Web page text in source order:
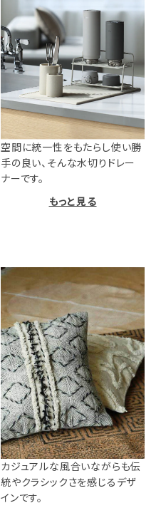
空間に統一性をもたらし使い勝
手の良い、そんな水切りドレー
ナーです。
もっと見る
カジュアルな風合いながらも伝
統やクラシックさを感じるデザ
インです。